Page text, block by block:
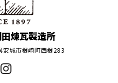
煉瓦製造所
城市根崎町西根283